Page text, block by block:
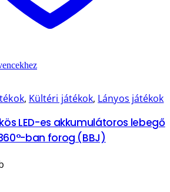
, Kültéri játékok, Lányos játékok
LED-es akkumulátoros lebegő
ban forog (BBJ)